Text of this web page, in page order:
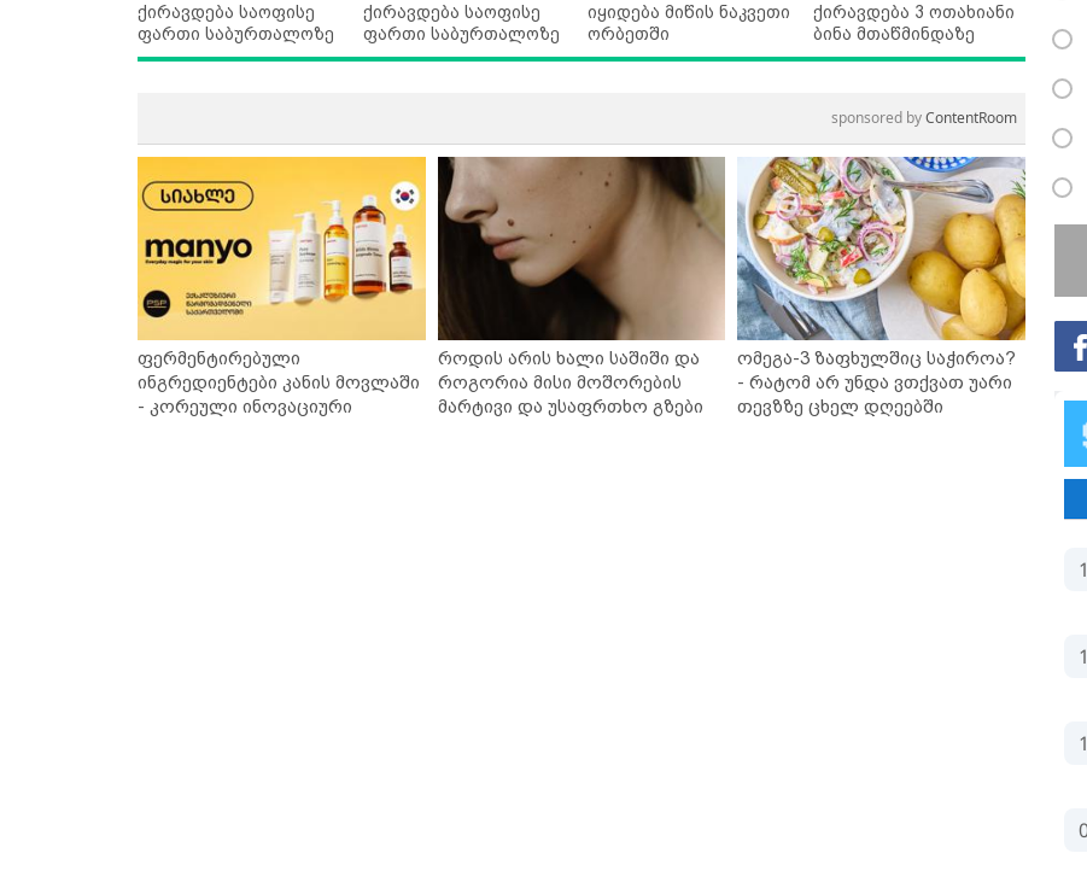
ქირავდება საოფისე
ფართი საბურთალოზე
ქირავდება საოფისე
ფართი საბურთალოზე
იყიდება მიწის ნაკვეთი
ორბეთში
ქირავდება 3 ოთახიანი
ბინა მთაწმინდაზე
sponsored byContentRoom
ფერმენტირებული
ინგრედიენტები კანის მოვლაში
- კორეული ინოვაციური
როდის არის ხალი საშიში და
როგორია მისი მოშორების
მარტივი და უსაფრთხო გზები
ომეგა-3 ზაფხულშიც საჭიროა?
- რატომ არ უნდა ვთქვათ უარი
თევზზე ცხელ დღეებში